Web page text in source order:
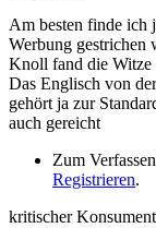
Am besten finde ich
Werbung
Knoll fand die Witze
Das Englisch von
gehört ja zur
auch gereicht
Zum
Registrieren.
kritischer Konsument